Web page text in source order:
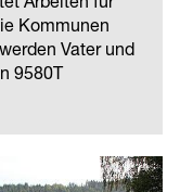
Kommunen
Vater und
9580T